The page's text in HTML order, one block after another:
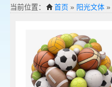
当前位置： 首页 » 阳光文体 »